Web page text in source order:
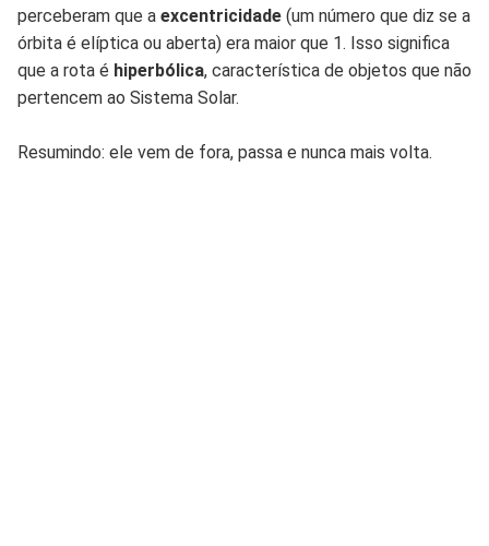
perceberam que a excentricidade(um número que diz se a
órbita é elíptica ou aberta) era maior que 1. Isso significa
que a rota é hiperbólica, característica de objetos que não
pertencem ao Sistema Solar.
Resumindo: ele vem de fora, passa e nunca mais volta.